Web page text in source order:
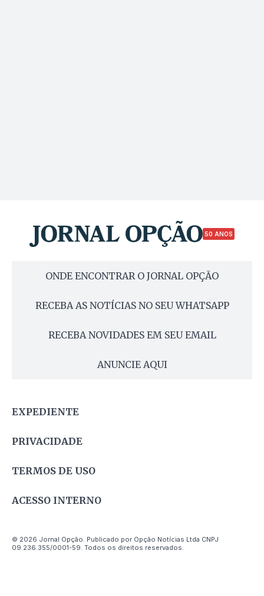
50 ANOS
ONDE ENCONTRAR O JORNAL OPÇÃO
RECEBA AS NOTÍCIAS NO SEU WHATSAPP
RECEBA NOVIDADES EM SEU EMAIL
ANUNCIE AQUI
EXPEDIENTE
PRIVACIDADE
TERMOS DE USO
ACESSO INTERNO
© 2026 Jornal Opção. Publicado por Opção Notícias Ltda CNPJ
09.236.355/0001-59. Todos os direitos reservados.